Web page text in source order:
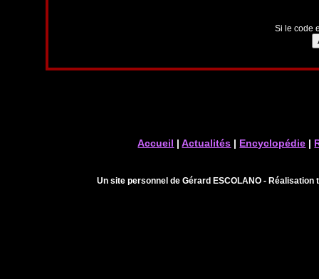
Si le code
Accueil |Actualités | Encyclopédie |
Un site personnel de Gérard ESCOLANO -